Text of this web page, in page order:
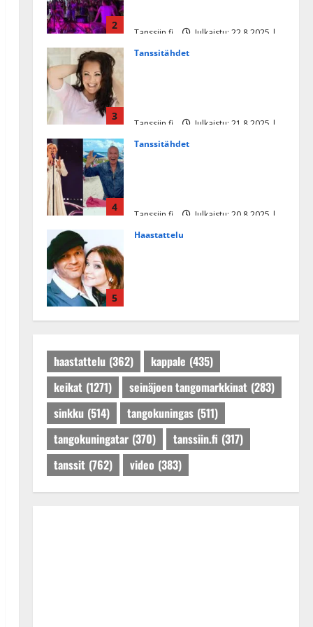
2
Tanssiin.fi
Julkaistu: 22.8.2025 |
3
Tanssitähdet
Tanssiin.fi
Julkaistu: 21.8.2025 |
4
Tanssitähdet
Tanssiin.fi
Julkaistu: 20.8.2025 |
5
Haastattelu
Tanssiin.fi
Julkaistu: 27.4.2025 |
haastattelu (362) kappale (435)
keikat (1271) seinäjoen tangomarkkinat (283)
sinkku (514) tangokuningas (511)
tangokuningatar (370) tanssiin.fi (317)
tanssit (762) video (383)